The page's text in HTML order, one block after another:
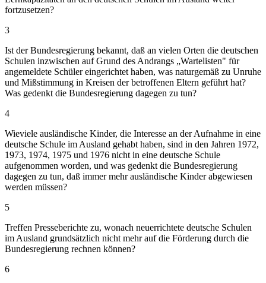
fortzusetzen?
3
Ist der Bundesregierung bekannt, daß an vielen Orten die deutschen
Schulen inzwischen auf Grund des Andrangs „Wartelisten" für
angemeldete Schüler eingerichtet haben, was naturgemäß zu Unruhe
und Mißstimmung in Kreisen der betroffenen Eltern geführt hat?
Was gedenkt die Bundesregierung dagegen zu tun?
4
Wieviele ausländische Kinder, die Interesse an der Aufnahme in eine
deutsche Schule im Ausland gehabt haben, sind in den Jahren 1972,
1973, 1974, 1975 und 1976 nicht in eine deutsche Schule
aufgenommen worden, und was gedenkt die Bundesregierung
dagegen zu tun, daß immer mehr ausländische Kinder abgewiesen
werden müssen?
5
Treffen Presseberichte zu, wonach neuerrichtete deutsche Schulen
im Ausland grundsätzlich nicht mehr auf die Förderung durch die
Bundesregierung rechnen können?
6